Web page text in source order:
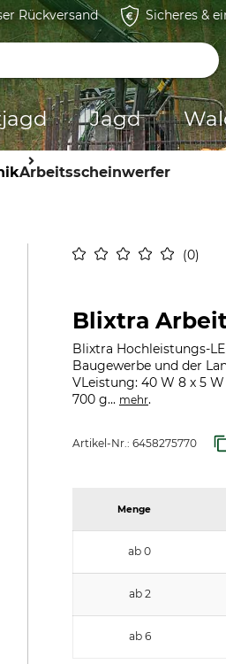
Rückversand Sicheres &
Jagd
Arbeitsscheinwerfer
0
Blixtra
Blixtra Hochleistungs-
Baugewerbe und der
VLeistung: 40 W 8 x 5 W
700 g... mehr.
Artikel-Nr.: 6458275770
Menge
ab 0
ab 2
ab 6